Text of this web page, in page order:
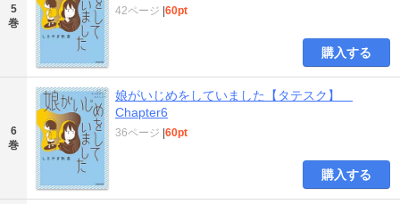
5
巻
42ページ 60pt
購入する
6
巻
娘がいじめをしていました【タテスク】
Chapter6
36ページ 60pt
購入する